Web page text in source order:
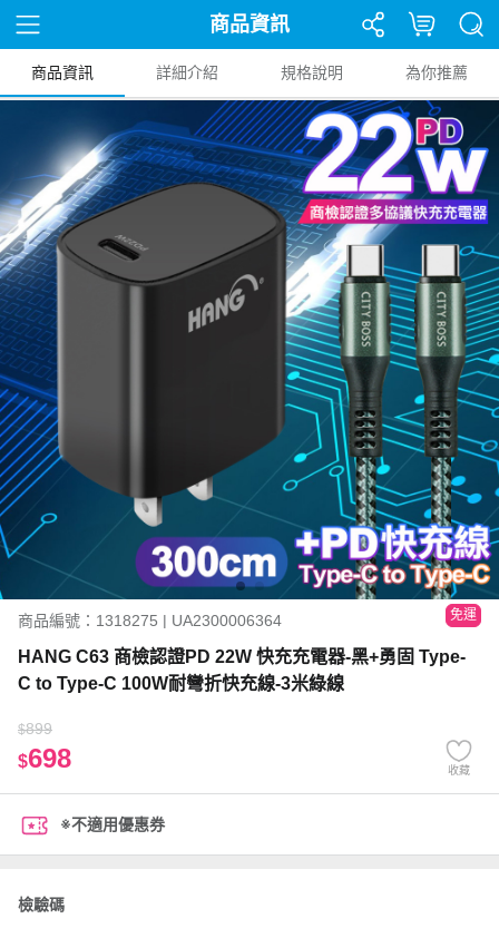
商品資訊
商品資訊 詳細介紹 規格說明 為你推薦
商品編號：1318275 | UA2300006364 免運
HANG C63 商檢認證PD 22W 快充充電器-黑+勇固 Type-
C to Type-C 100W耐彎折快充線-3米綠線
$899
$698 收藏
※不適用優惠券
檢驗碼